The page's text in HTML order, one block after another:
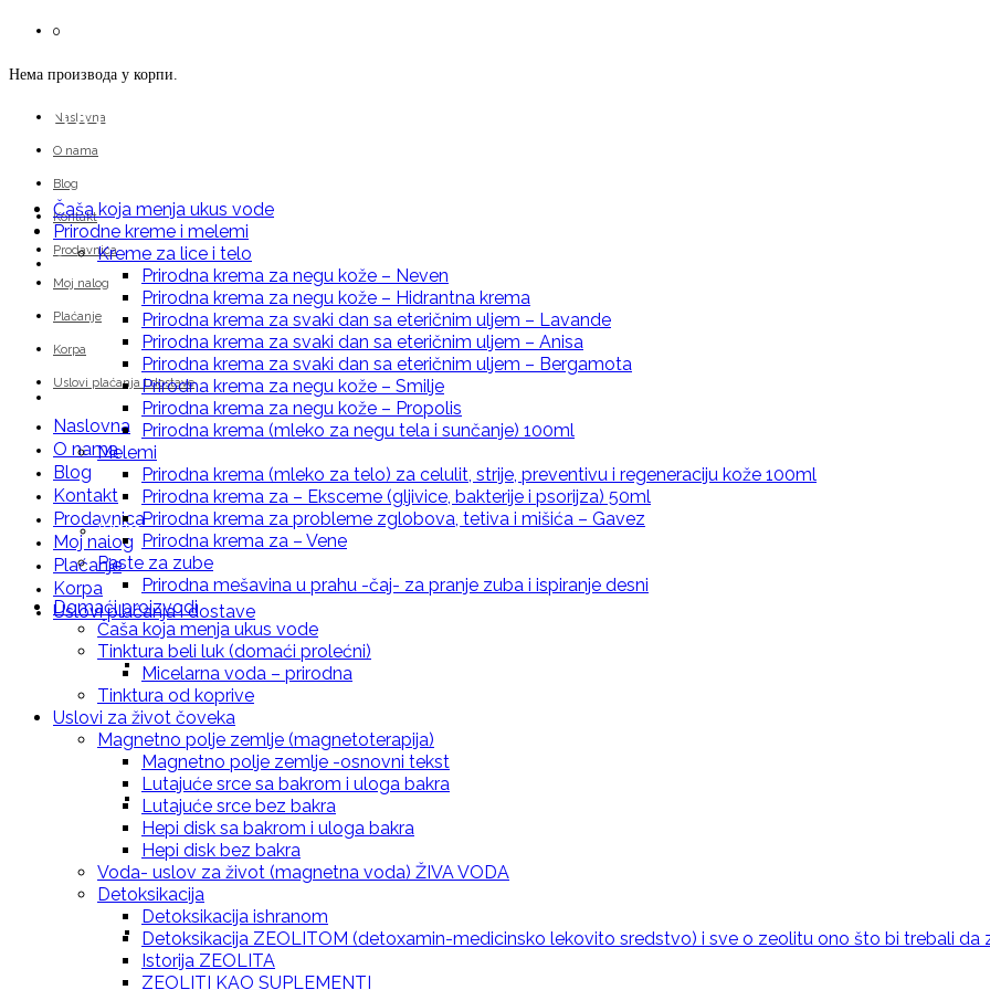
0
Нема производа у корпи.
Naslovna
O nama
Blog
Kontakt
Prodavnica
Moj nalog
Plaćanje
Korpa
Uslovi plaćanja i dostave
Naslovna
O nama
Blog
Kontakt
Prodavnica
Moj nalog
Plaćanje
Korpa
Uslovi plaćanja i dostave
Priroda i Zdravlje.com
Čaša koja menja ukus vode
Prirodne kreme i melemi
Kreme za lice i telo
Prirodna krema za negu kože – Neven
Prirodna krema za negu kože – Hidrantna krema
Prirodna krema za svaki dan sa eteričnim uljem – Lavande
Čaša koja menja ukus vode
Prirodne kreme i melemi
Kreme za lice i telo
Prirodna krema za negu kože – Neven
Prirodna krema za negu kože – Hidrantna krema
Prirodna krema za svaki dan sa eteričnim uljem – Lavande
Prirodna krema za svaki dan sa eteričnim uljem – Anisa
Prirodna krema za svaki dan sa eteričnim uljem – Bergamota
Prirodna krema za negu kože – Smilje
Prirodna krema za negu kože – Propolis
Prirodna krema (mleko za negu tela i sunčanje) 100ml
Melemi
Prirodna krema (mleko za telo) za celulit, strije, preventivu i regeneraciju kože 100ml
Prirodna krema za – Eksceme (gljivice, bakterije i psorijza) 50ml
Prirodna krema za probleme zglobova, tetiva i mišića – Gavez
Prirodna krema za – Vene
Paste za zube
Prirodna mešavina u prahu -čaj- za pranje zuba i ispiranje desni
Domaći proizvodi
Čaša koja menja ukus vode
Tinktura beli luk (domaći prolećni)
Micelarna voda – prirodna
Tinktura od koprive
Uslovi za život čoveka
Magnetno polje zemlje (magnetoterapija)
Magnetno polje zemlje -osnovni tekst
Lutajuće srce sa bakrom i uloga bakra
Lutajuće srce bez bakra
Hepi disk sa bakrom i uloga bakra
Hepi disk bez bakra
Voda- uslov za život (magnetna voda) ŽIVA VODA
Detoksikacija
Detoksikacija ishranom
Detoksikacija ZEOLITOM (detoxamin-medicinsko lekovito sredstvo) i sve o zeolitu ono što bi trebali da
Istorija ZEOLITA
ZEOLITI KAO SUPLEMENTI